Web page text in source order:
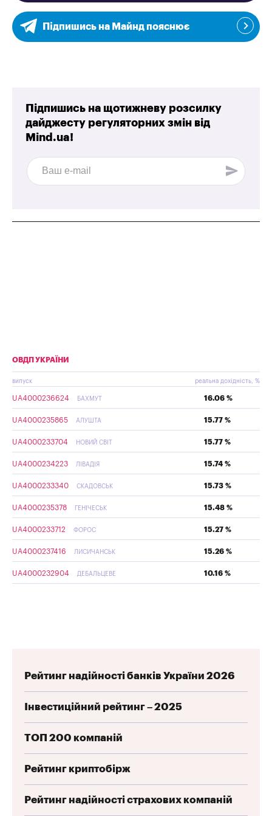
Підпишись на Майнд пояснює
Підпишись на щотижневу розсилку
дайджесту регуляторних змін від
Mind.ua!
ОВДП УКРАЇНИ
випуск реальна дохідність, %
UA4000236624 БАХМУТ 16.06 %
UA4000235865 АЛУШТА 15.77 %
UA4000233704 НОВИЙ СВІТ 15.77 %
UA4000234223 ЛІВАДІЯ 15.74 %
UA4000233340 СКАДОВСЬК 15.73 %
UA4000235378 ГЕНІЧЕСЬК 15.48 %
UA4000233712 ФОРОС 15.27 %
UA4000237416 ЛИСИЧАНСЬК 15.26 %
UA4000232904 ДЕБАЛЬЦЕВЕ 10.16 %
Рейтинг надійності банків України 2026
Інвестиційний рейтинг – 2025
ТОП 200 компаній
Рейтинг криптобірж
Рейтинг надійності страхових компаній